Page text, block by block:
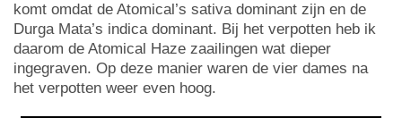
komt omdat de Atomical’s sativa dominant zijn en de
Durga Mata’s indica dominant. Bij het verpotten heb ik
daarom de Atomical Haze zaailingen wat dieper
ingegraven. Op deze manier waren de vier dames na
het verpotten weer even hoog.